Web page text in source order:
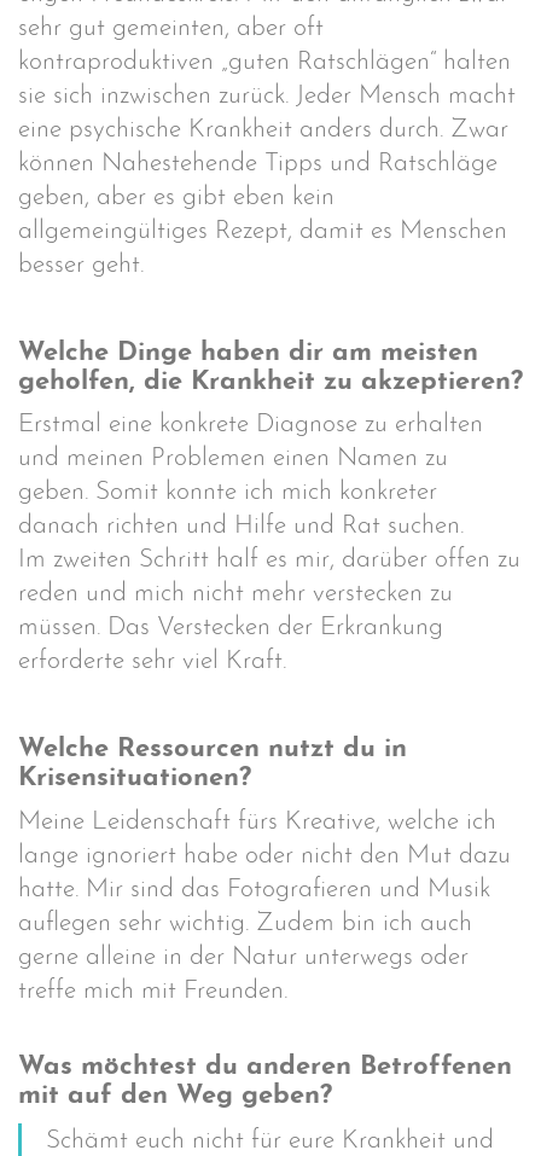
sehr gut gemeinten, aber oft
kontraproduktiven „guten Ratschlägen“ halten
sie sich inzwischen zurück. Jeder Mensch macht
eine psychische Krankheit anders durch. Zwar
können Nahestehende Tipps und Ratschläge
geben, aber es gibt eben kein
allgemeingültiges Rezept, damit es Menschen
besser geht.
Welche Dinge haben dir am meisten
geholfen, die Krankheit zu akzeptieren?
Erstmal eine konkrete Diagnose zu erhalten
und meinen Problemen einen Namen zu
geben. Somit konnte ich mich konkreter
danach richten und Hilfe und Rat suchen.
Im zweiten Schritt half es mir, darüber offen zu
reden und mich nicht mehr verstecken zu
müssen. Das Verstecken der Erkrankung
erforderte sehr viel Kraft.
Welche Ressourcen nutzt du in
Krisensituationen?
Meine Leidenschaft fürs Kreative, welche ich
lange ignoriert habe oder nicht den Mut dazu
hatte. Mir sind das Fotografieren und Musik
auflegen sehr wichtig. Zudem bin ich auch
gerne alleine in der Natur unterwegs oder
treffe mich mit Freunden.
Was möchtest du anderen Betroffenen
mit auf den Weg geben?
Schämt euch nicht für eure Krankheit und